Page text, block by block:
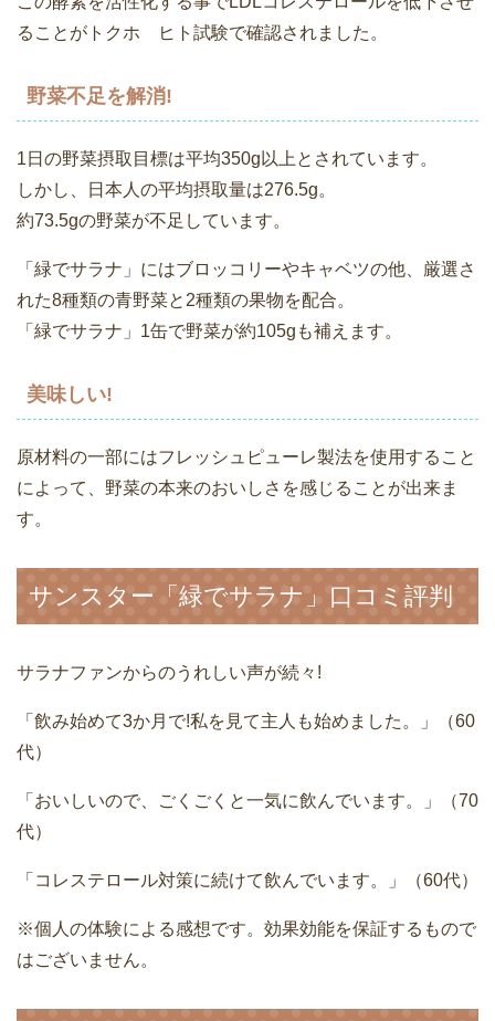
ることがトクホ ヒト試験で確認されました。
野菜不足を解消!
1日の野菜摂取目標は平均350g以上とされています。
しかし、日本人の平均摂取量は276.5g。
約73.5gの野菜が不足しています。
「緑でサラナ」にはブロッコリーやキャベツの他、厳選さ
れた8種類の青野菜と2種類の果物を配合。
「緑でサラナ」1缶で野菜が約105gも補えます。
美味しい!
原材料の一部にはフレッシュピューレ製法を使用すること
によって、野菜の本来のおいしさを感じることが出来ま
す。
サンスター「緑でサラナ」口コミ評判
サラナファンからのうれしい声が続々!
「飲み始めて3か月で!私を見て主人も始めました。」（60
代）
「おいしいので、ごくごくと一気に飲んでいます。」（70
代）
「コレステロール対策に続けて飲んでいます。」（60代）
※個人の体験による感想です。効果効能を保証するもので
はございません。